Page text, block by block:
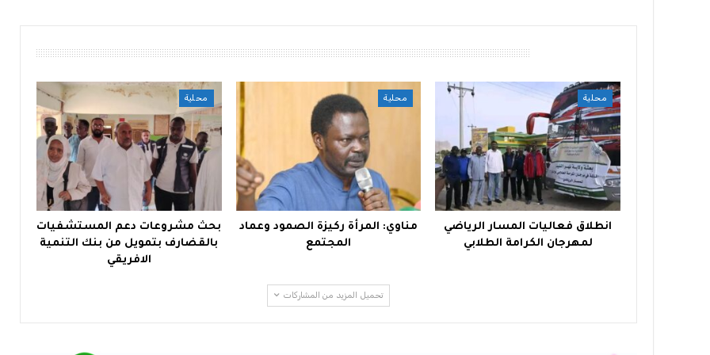
محلية
انطلاق فعاليات المسار الرياضي
لمهرجان الكرامة الطلابي
محلية
مناوي: المرأة ركيزة الصمود وعماد
المجتمع
محلية
بحث مشروعات دعم المستشفيات
بالقضارف بتمويل من بنك التنمية
الافريقي
تحميل المزيد من المشاركات